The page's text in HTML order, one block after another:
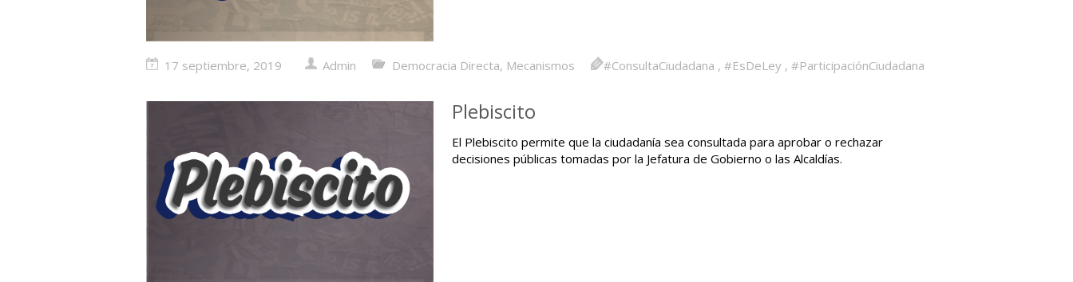
17 septiembre, 2019 Admin Democracia Directa, Mecanismos #ConsultaCiudadana , #EsDeLey , #ParticipaciónCiudadana
Plebiscito
El Plebiscito permite que la ciudadanía sea consultada para aprobar o rechazar
decisiones públicas tomadas por la Jefatura de Gobierno o las Alcaldías.